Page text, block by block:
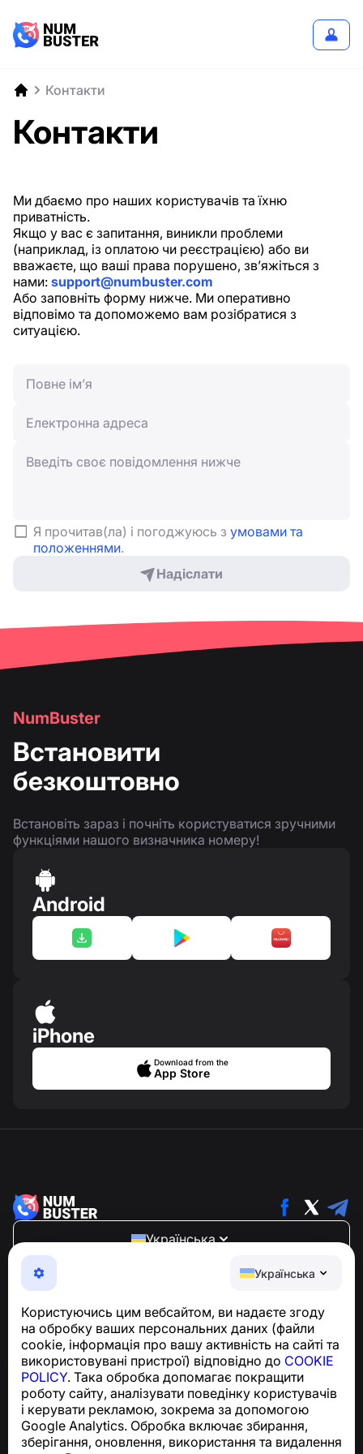
Українська
Користуючись цим вебсайтом, ви надаєте згоду
на обробку ваших персональних даних (файли
cookie, інформація про вашу активність на сайті та
використовувані пристрої) відповідно до COOKIE
POLICY. Така обробка допомагає покращити
роботу сайту, аналізувати поведінку користувачів
і керувати рекламою, зокрема за допомогою
Google Analytics. Обробка включає збирання,
зберігання, оновлення, використання та видалення
Контакти
Контакти
Ми дбаємо про наших користувачів та їхню
приватність.
Якщо у вас є запитання, виникли проблеми
(наприклад, із оплатою чи реєстрацією) або ви
вважаєте, що ваші права порушено, зв’яжіться з
нами: support@numbuster.com
Або заповніть форму нижче. Ми оперативно
відповімо та допоможемо вам розібратися з
ситуацією.
Я прочитав(ла) і погоджуюсь зумовами та
положеннями.
Надіслати
NumBuster
Встановити
безкоштовно
Встановіть зараз і почніть користуватися зручними
функціями нашого визначника номеру!
Android
iPhone
Download from the
App Store
Українська
NumBuster © 2013—2026 ·
support@numbuster.com
Зручний додаток, що захищає вас від телефонного
З питань відповідності GDPR:
support@numbuster.com
Центр допомоги
Новини та статті
Про проєкт
Контакти